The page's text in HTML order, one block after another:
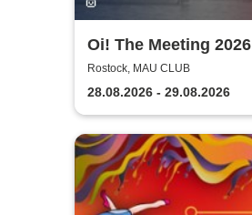
Oi! The Meeting 2026
Rostock, MAU CLUB
28.08.2026 - 29.08.2026